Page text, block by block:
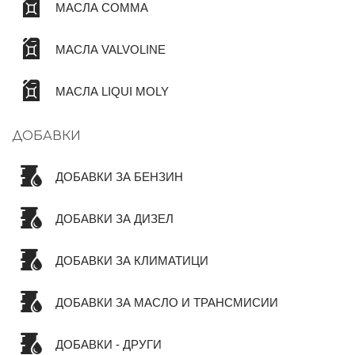
МАСЛА COMMA
МАСЛА VALVOLINE
МАСЛА LIQUI MOLY
ДОБАВКИ
ДОБАВКИ ЗА БЕНЗИН
ДОБАВКИ ЗА ДИЗЕЛ
ДОБАВКИ ЗА КЛИМАТИЦИ
ДОБАВКИ ЗА МАСЛО И ТРАНСМИСИИ
ДОБАВКИ - ДРУГИ